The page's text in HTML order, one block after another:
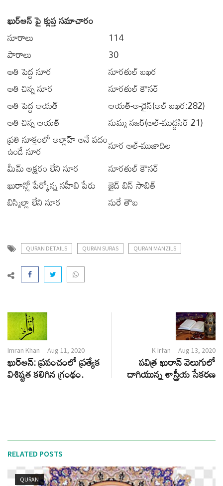
ఖుర్ఆన్ పై క్లుప్త సమాచారం
సూరాలు
114
పారాలు
30
అతి పెద్ద సూర
సూరతుల్ బఖర
అతి చిన్న సూర
సూరతుల్ కౌసర్
అతి పెద్ద ఆయత్
ఆయత్-అ-దైన్(అల్ బఖర:282)
అతి చిన్న ఆయత్
సుమ్మ నజర్(అల్-ముద్దసిర్ 21)
ప్రతి సూక్తంలో అల్లాహ్ అనే పదం
ఉండే సూర
సూర అల్-ముజాదిల
మీమ్ అక్షరం లేని సూర
సూరతుల్ కౌసర్
ఖురాన్లో పేర్కోన్న సహీబి పేరు
జైద్ బిన్ సాబిత్
బిస్మిల్లా లేని సూర
సురే తౌబ
QURAN DETAILS QURAN SURAS QURAN MANZILS
Imran Khan Aug 11, 2020
ఖుర్ఆన్: ప్రపంచంలో ప్రత్యేక
విశిష్టత కలిగిన గ్రంథం.
K Irfan Aug 13, 2020
పవిత్ర ఖురాన్ వెలుగులో
దాగియున్న శాస్త్రీయ సేకరణ
RELATED POSTS
QURAN